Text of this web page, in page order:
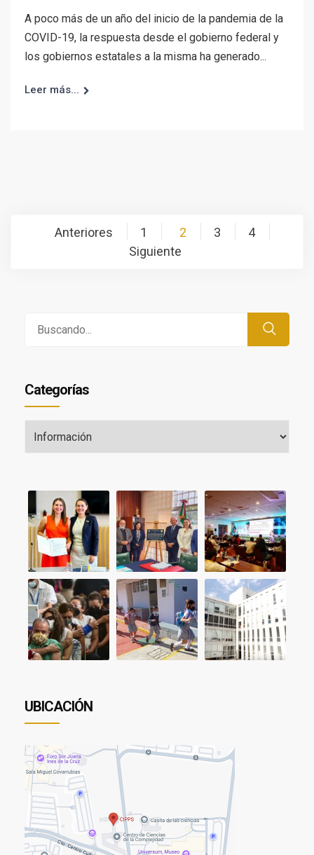
A poco más de un año del inicio de la pandemia de la
COVID-19, la respuesta desde el gobierno federal y
los gobiernos estatales a la misma ha generado...
Leer más...
Paginación
Anteriores 1 2 3
4
Siguiente
Categorías
Categorías
UBICACIÓN